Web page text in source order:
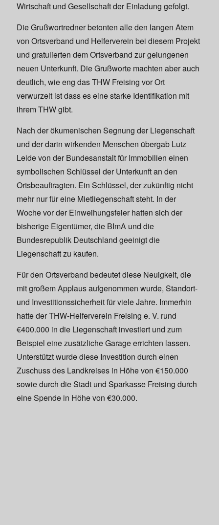
Wirtschaft und Gesellschaft der Einladung gefolgt.
Die Grußwortredner betonten alle den langen Atem
von Ortsverband und Helferverein bei diesem Projekt
und gratulierten dem Ortsverband zur gelungenen
neuen Unterkunft. Die Grußworte machten aber auch
deutlich, wie eng das THW Freising vor Ort
verwurzelt ist dass es eine starke Identifikation mit
ihrem THW gibt.
Nach der ökumenischen Segnung der Liegenschaft
und der darin wirkenden Menschen übergab Lutz
Leide von der Bundesanstalt für Immobilien einen
symbolischen Schlüssel der Unterkunft an den
Ortsbeauftragten. Ein Schlüssel, der zukünftig nicht
mehr nur für eine Mietliegenschaft steht. In der
Woche vor der Einweihungsfeier hatten sich der
bisherige Eigentümer, die BImA und die
Bundesrepublik Deutschland geeinigt die
Liegenschaft zu kaufen.
Für den Ortsverband bedeutet diese Neuigkeit, die
mit großem Applaus aufgenommen wurde, Standort-
und Investitionssicherheit für viele Jahre. Immerhin
hatte der THW-Helferverein Freising e. V. rund
€400.000 in die Liegenschaft investiert und zum
Beispiel eine zusätzliche Garage errichten lassen.
Unterstützt wurde diese Investition durch einen
Zuschuss des Landkreises in Höhe von €150.000
sowie durch die Stadt und Sparkasse Freising durch
eine Spende in Höhe von €30.000.